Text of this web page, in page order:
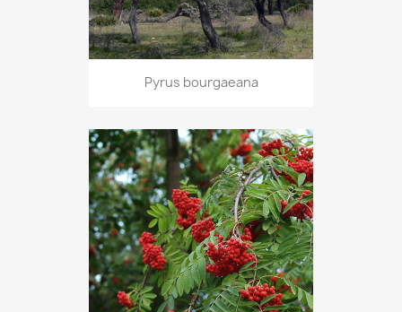
Pyrus bourgaeana